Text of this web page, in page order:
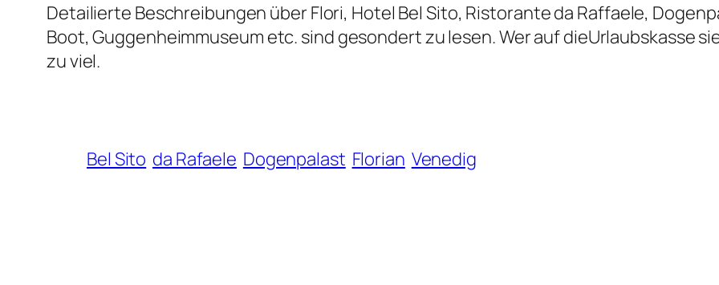
Detailierte Beschreibungen über Flori, Hotel Bel Sito, Ristorante da Raffaele,
Boot, Guggenheimmuseum etc. sind gesondert zu lesen. Wer auf dieUrlaubskasse
zu viel.
Bel Sito da Rafaele Dogenpalast Florian Venedig